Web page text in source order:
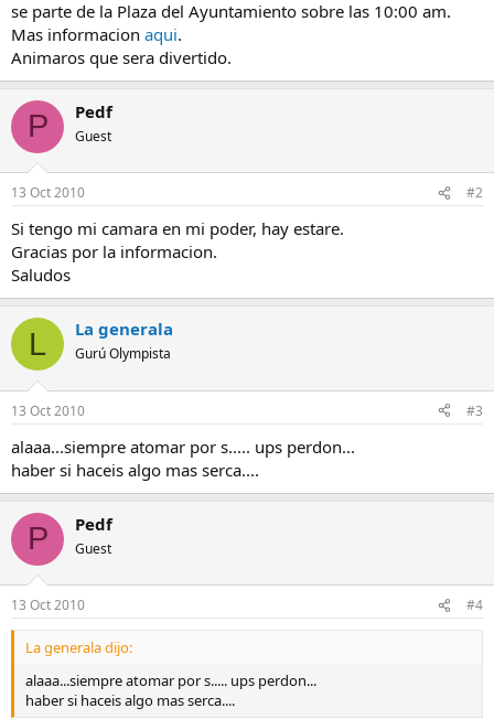
t
e
m
a
i
o
se parte de la Plaza del Ayuntamiento sobre las 10:00 am.
Mas informacion aqui.
Animaros que sera divertido.
P Pedf
Guest
13 Oct 2010 #2
Si tengo mi camara en mi poder, hay estare.
Gracias por la informacion.
Saludos
L La generala
Gurú Olympista
13 Oct 2010 #3
alaaa...siempre atomar por s..... ups perdon...
haber si haceis algo mas serca....
P Pedf
Guest
13 Oct 2010 #4
La generala dijo:
alaaa...siempre atomar por s..... ups perdon...
haber si haceis algo mas serca....